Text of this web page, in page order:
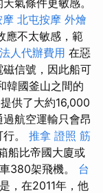
氣條件更敏感。
摩 北屯按摩 外燴
應不太敏感，範
人代辦費用 在惡
信號，因此船可
韓國釜山之間的
供了大約16,000
航空運輸只會昂
。 推拿 證照 筋
船比帝國大廈或
380架飛機。 台
，在2011年，他